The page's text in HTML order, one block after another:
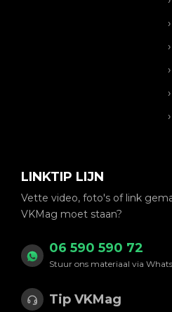
LINKTIP LIJN
Vette video, foto's of link
VKMag moet staan?
06 590 590 72
Stuur ons materiaal via
Tip VKMag